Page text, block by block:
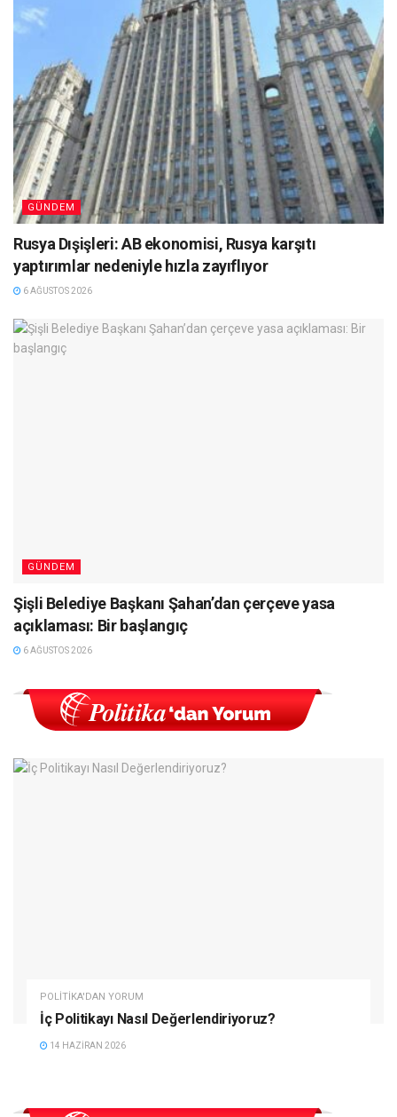
GÜNDEM
Rusya Dışişleri: AB ekonomisi, Rusya karşıtı
yaptırımlar nedeniyle hızla zayıflıyor
6 AĞUSTOS 2026
GÜNDEM
Şişli Belediye Başkanı Şahan’dan çerçeve yasa
açıklaması: Bir başlangıç
6 AĞUSTOS 2026
POLITIKA'DAN YORUM
İç Politikayı Nasıl Değerlendiriyoruz?
14 HAZIRAN 2026